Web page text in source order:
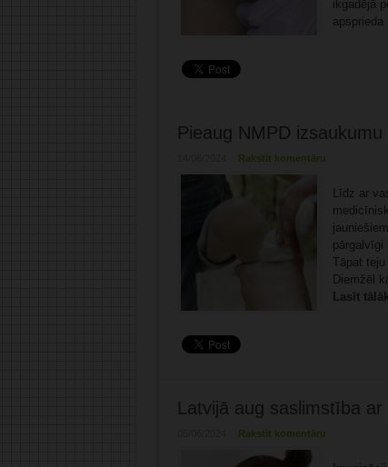
ikgadējā
Pieaug NMPD
Rakstīt komentāru
Līdz ar
pārgalvīgi
Tāpat
Diemžēl
Lasīt
Latvijā aug saslimstība
Rakstīt komentāru